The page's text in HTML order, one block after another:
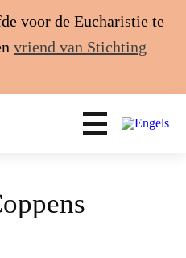
voor de Eucharistie te
vriend van Stichting